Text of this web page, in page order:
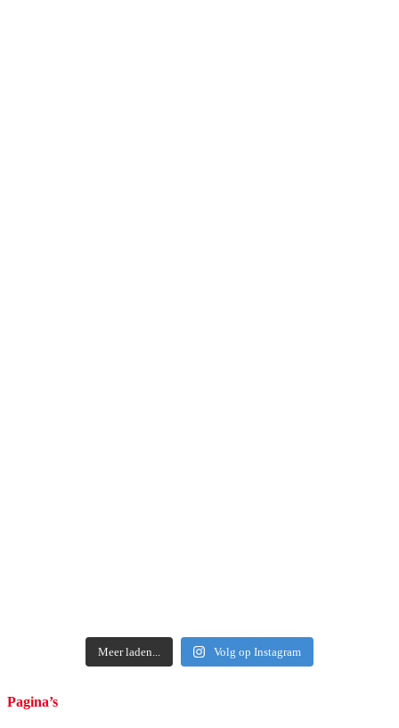
Meer laden... Volg op Instagram
Pagina’s